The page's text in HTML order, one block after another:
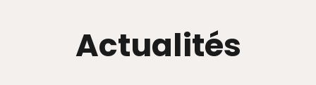
Actualités